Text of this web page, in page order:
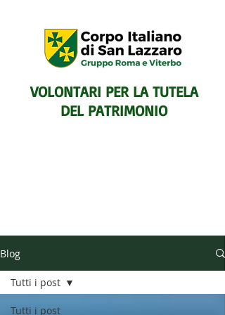
VOLONTARI PER LA TUTELA
DEL PATRIMONIO
E PER L'ASSISTENZA E IL
SOCCORSO DEGLI ESCURSIONISTI
Blog
Tutti i post
Tutti i post